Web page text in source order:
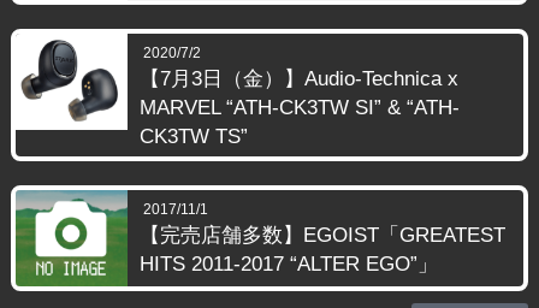
2020/7/2
【7月3日（金）】Audio-Technica x
MARVEL “ATH-CK3TW SI” & “ATH-
CK3TW TS”
2017/11/1
【完売店舗多数】EGOIST「GREATEST
HITS 2011-2017 “ALTER EGO”」